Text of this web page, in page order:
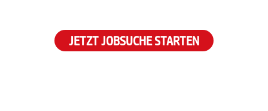
JETZT JOBSUCHE STARTEN